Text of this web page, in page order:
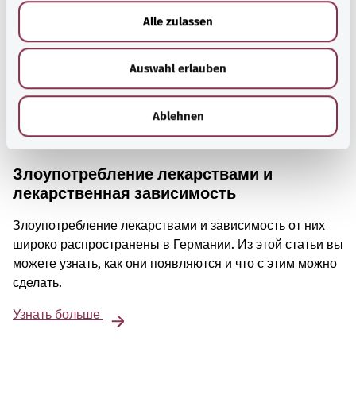
Alle zulassen
Auswahl erlauben
Ablehnen
Злоупотребление лекарствами и
лекарственная зависимость
Злоупотребление лекарствами и зависимость от них
широко распространены в Германии. Из этой статьи вы
можете узнать, как они появляются и что с этим можно
сделать.
Узнать больше